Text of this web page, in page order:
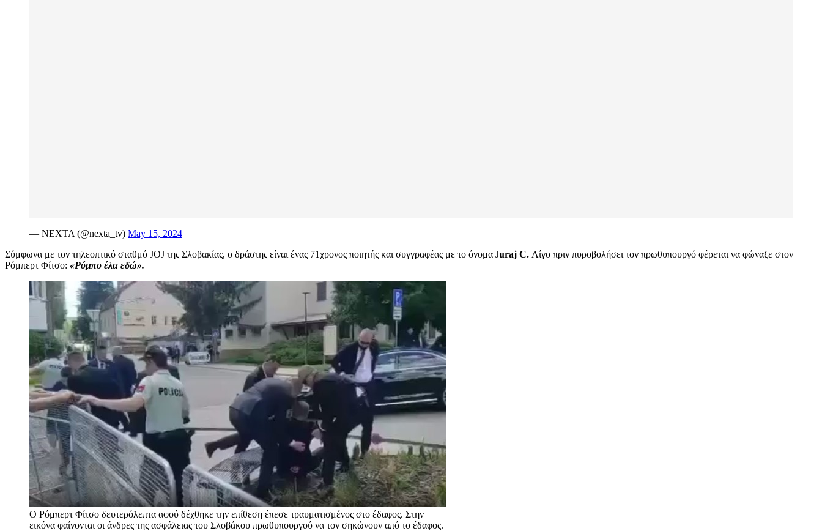
— NEXTA (@nexta_tv) May 15, 2024
Σύμφωνα με τον τηλεοπτικό σταθμό JOJ της Σλοβακίας, ο δράστης είναι ένας 71χρονος ποιητής και συγγραφέας με το όνομα Juraj C. Λίγο πριν πυροβολήσει τον πρωθυπουργό φέρεται να φώναξε στον
Ρόμπερτ Φίτσο: «Ρόμπο έλα εδώ».
Ο Ρόμπερτ Φίτσο δευτερόλεπτα αφού δέχθηκε την επίθεση έπεσε τραυματισμένος στο έδαφος. Στην
εικόνα φαίνονται οι άνδρες της ασφάλειας του Σλοβάκου πρωθυπουργού να τον σηκώνουν από το έδαφος.